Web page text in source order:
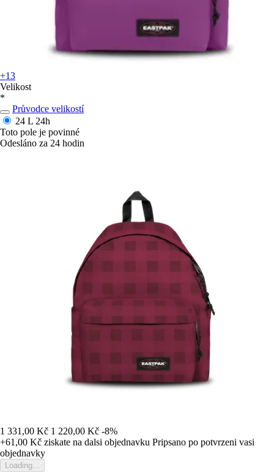
+13
Velikost
*
Průvodce velikostí
24 L 24h
Toto pole je povinné
Odesláno za 24 hodin
1 331,00 Kč 1 220,00 Kč -8%
+61,00 Kč ziskate na dalsi objednavku Pripsano po potvrzeni vasi
objednavky
Loading...